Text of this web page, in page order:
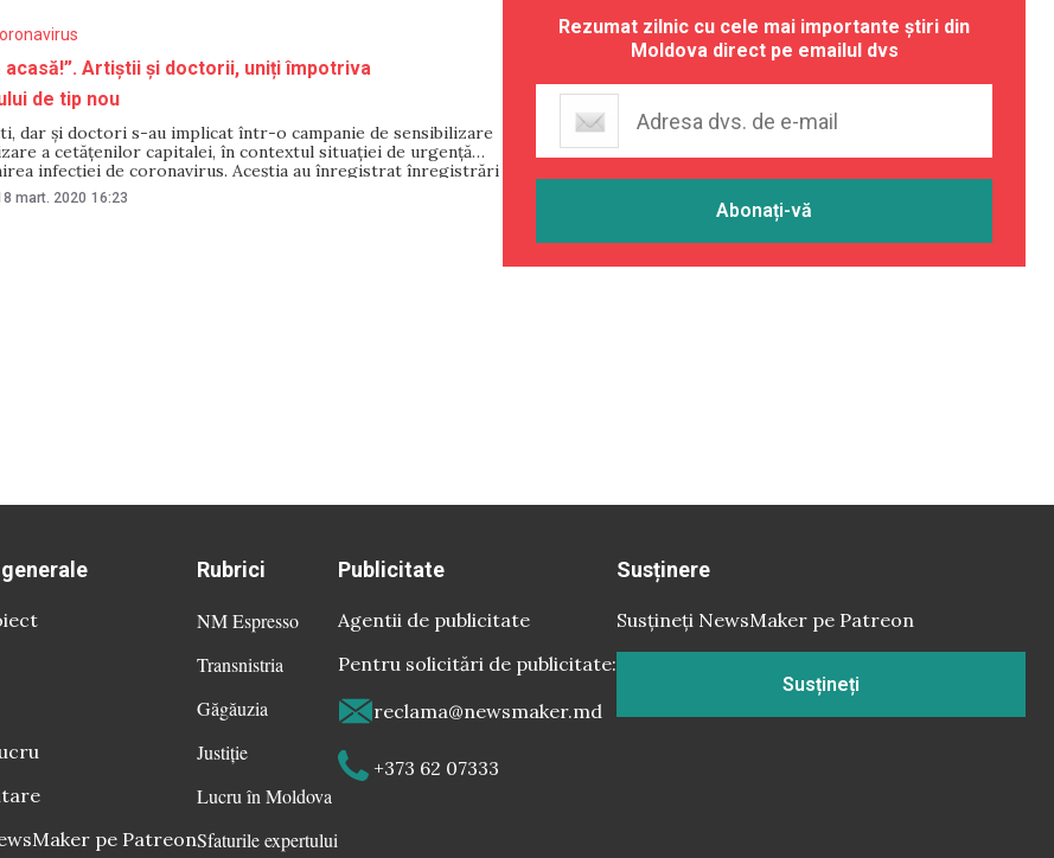
acasă!”. Artiștii și doctorii, uniți împotriva
de tip nou
dar și doctori s-au implicat într-o campanie de sensibilizare
a cetățenilor capitalei, în contextul situației de urgență
infecției de coronavirus. Aceștia au înregistrat înregistrări
și încurajări, în contextul prevenirii îmbolnăvirilor prin
personalități marcante din domeniul culturii, interpreți
mart. 2020 16:23
Rezumat zilnic cu cele mai importante știri din
Moldova direct pe emailul dvs
pe Patreon
Rubrici
NM Espresso
Transnistria
Găgăuzia
Justiție
Lucru în Moldova
Sfaturile expertului
Publicitate
Agentii de publicitate
Pentru solicitări de publicitate:
reclama@newsmaker.md
+373 62 07333
Susținere
Susțineți NewsMaker pe Patreon
Susțineți